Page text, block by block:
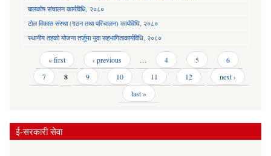
बालकोष संचालन कार्यविधि, २०८०
टोल विकास संस्था (गठन तथा परिचालन) कार्यविधि, २०८०
स्थानीय तहको योजना तर्जुमा युवा सहभागिताकार्यविधि, २०८०
Pages « first ‹ previous … 4 5
6
7
8 9 10 11 12
next ›
last »
ई-सरकारी सेवा